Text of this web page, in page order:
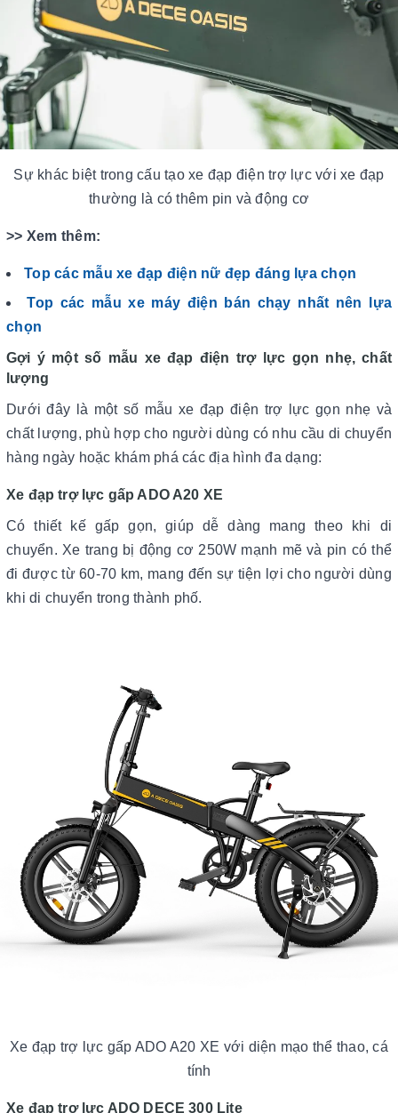
Sự khác biệt trong cấu tạo xe đạp điện trợ lực với xe đạp
thường là có thêm pin và động cơ
>> Xem thêm:
Top các mẫu xe đạp điện nữ đẹp đáng lựa chọn
Top các mẫu xe máy điện bán chạy nhất nên lựa
chọn
Gợi ý một số mẫu xe đạp điện trợ lực gọn nhẹ, chất
lượng
Dưới đây là một số mẫu xe đạp điện trợ lực gọn nhẹ và
chất lượng, phù hợp cho người dùng có nhu cầu di chuyển
hàng ngày hoặc khám phá các địa hình đa dạng:
Xe đạp trợ lực gấp ADO A20 XE
Có thiết kế gấp gọn, giúp dễ dàng mang theo khi di
chuyển. Xe trang bị động cơ 250W mạnh mẽ và pin có thể
đi được từ 60-70 km, mang đến sự tiện lợi cho người dùng
khi di chuyển trong thành phố.
Xe đạp trợ lực gấp ADO A20 XE với diện mạo thể thao, cá
tính
Xe đạp trợ lực ADO DECE 300 Lite